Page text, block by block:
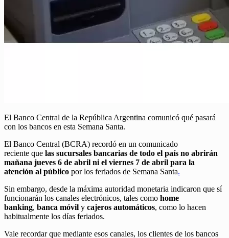
El Banco Central de la República Argentina comunicó qué pasará
con los bancos en esta Semana Santa.
El Banco Central (BCRA) recordó en un comunicado
reciente que las sucursales bancarias de todo el país no abrirán
mañana jueves 6 de abril ni el viernes 7 de abril para la
atención al público por los feriados de Semana Santa.
Sin embargo, desde la máxima autoridad monetaria indicaron que sí
funcionarán los canales electrónicos, tales como home
banking, banca móvil y cajeros automáticos, como lo hacen
habitualmente los días feriados.
Vale recordar que mediante esos canales, los clientes de los bancos